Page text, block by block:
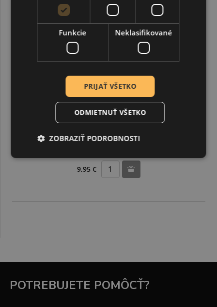
Akrylová farba 230 ml, metalická antická medená
9,95 €
POTREBUJETE POMÔCŤ?
Funkcie Neklasifikované
PRIJAŤ VŠETKO
ODMIETNUŤ VŠETKO
ZOBRAZIŤ PODROBNOSTI